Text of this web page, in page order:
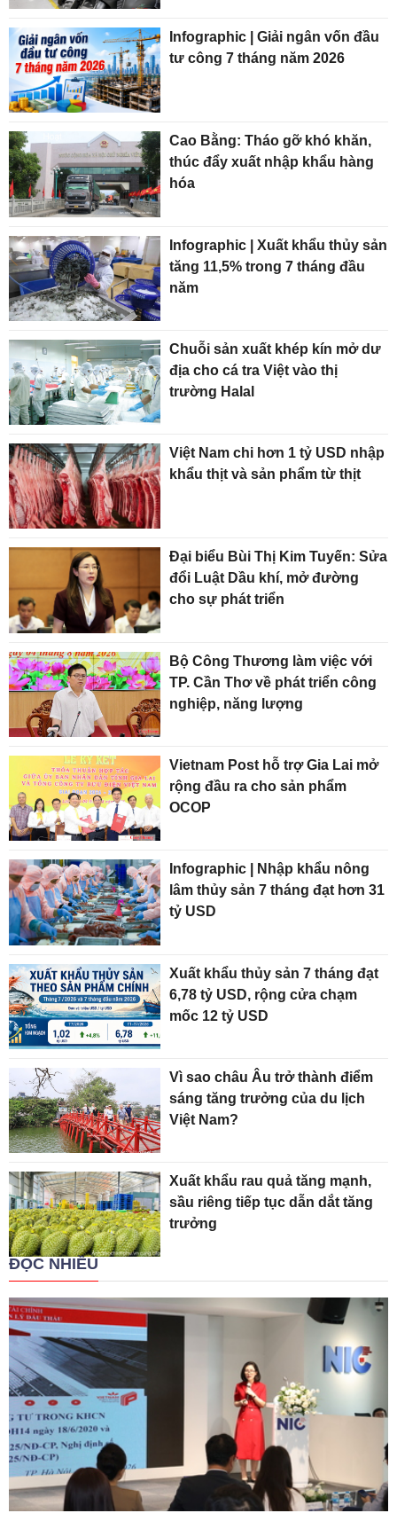
Infographic | Giải ngân vốn đầu
tư công 7 tháng năm 2026
Cao Bằng: Tháo gỡ khó khăn,
thúc đẩy xuất nhập khẩu hàng
hóa
Infographic | Xuất khẩu thủy sản
tăng 11,5% trong 7 tháng đầu
năm
Chuỗi sản xuất khép kín mở dư
địa cho cá tra Việt vào thị
trường Halal
Việt Nam chi hơn 1 tỷ USD nhập
khẩu thịt và sản phẩm từ thịt
Đại biểu Bùi Thị Kim Tuyến: Sửa
đổi Luật Dầu khí, mở đường
cho sự phát triển
Bộ Công Thương làm việc với
TP. Cần Thơ về phát triển công
nghiệp, năng lượng
Vietnam Post hỗ trợ Gia Lai mở
rộng đầu ra cho sản phẩm
OCOP
Infographic | Nhập khẩu nông
lâm thủy sản 7 tháng đạt hơn 31
tỷ USD
Xuất khẩu thủy sản 7 tháng đạt
6,78 tỷ USD, rộng cửa chạm
mốc 12 tỷ USD
Vì sao châu Âu trở thành điểm
sáng tăng trưởng của du lịch
Việt Nam?
Xuất khẩu rau quả tăng mạnh,
sầu riêng tiếp tục dẫn dắt tăng
trưởng
ĐỌC NHIỀU